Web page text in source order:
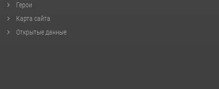
Герои
Карта сайта
Открытые данные